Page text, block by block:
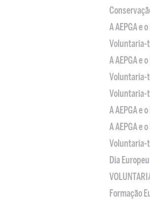
A AEPGA e
Voluntaria-
A AEPGA e
Voluntaria-
Voluntaria-
A AEPGA e
A AEPGA e
Voluntaria-
Dia
Formação